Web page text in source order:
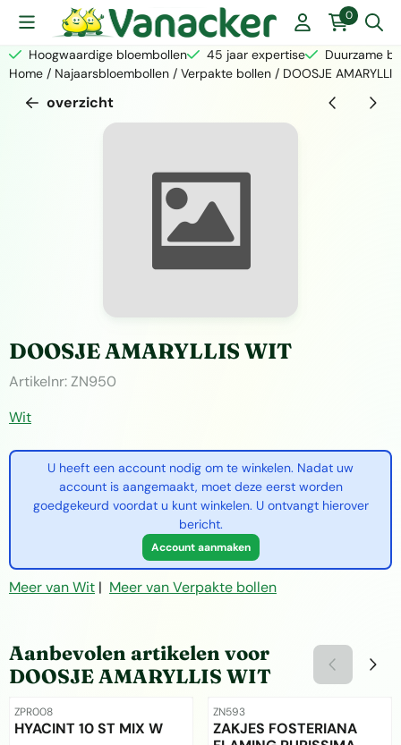
Cookievoorkeuren zijn momenteel gesloten. 0
Hoogwaardige bloembollen 45 jaar expertise
Duurzame
Home / Najaarsbloembollen / Verpakte bollen / DOOSJE
overzicht
DOOSJE AMARYLLIS WIT
Artikelnr:ZN950
Wit
U heeft een account nodig om te winkelen. Nadat uw
account is aangemaakt, moet deze eerst worden
goedgekeurd voordat u kunt winkelen. U ontvangt hierover
bericht.
Account aanmaken
Meer van Wit | Meer van Verpakte bollen
Aanbevolen artikelen voor
DOOSJE AMARYLLIS WIT
Artikelnummer
ZPR008
HYACINT 10 ST MIX W
Artikelnummer
ZN593
ZAKJES FOSTERIANA